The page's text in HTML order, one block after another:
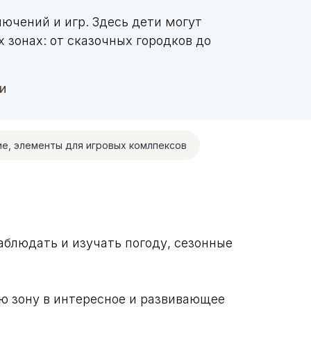
и игр. Здесь дети могут
от сказочных городков до
элементы для игровых комлпексов
и изучать погоду, сезонные
в интересное и развивающее